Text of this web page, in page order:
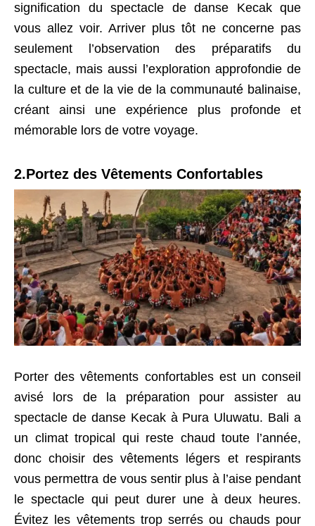
signification du spectacle de danse Kecak que
vous allez voir. Arriver plus tôt ne concerne pas
seulement l’observation des préparatifs du
spectacle, mais aussi l’exploration approfondie de
la culture et de la vie de la communauté balinaise,
créant ainsi une expérience plus profonde et
mémorable lors de votre voyage.
2.Portez des Vêtements Confortables
Porter des vêtements confortables est un conseil
avisé lors de la préparation pour assister au
spectacle de danse Kecak à Pura Uluwatu. Bali a
un climat tropical qui reste chaud toute l’année,
donc choisir des vêtements légers et respirants
vous permettra de vous sentir plus à l’aise pendant
le spectacle qui peut durer une à deux heures.
Évitez les vêtements trop serrés ou chauds pour